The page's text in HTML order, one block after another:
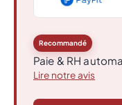
Recommandé
Paie & RH
Lire notre avis